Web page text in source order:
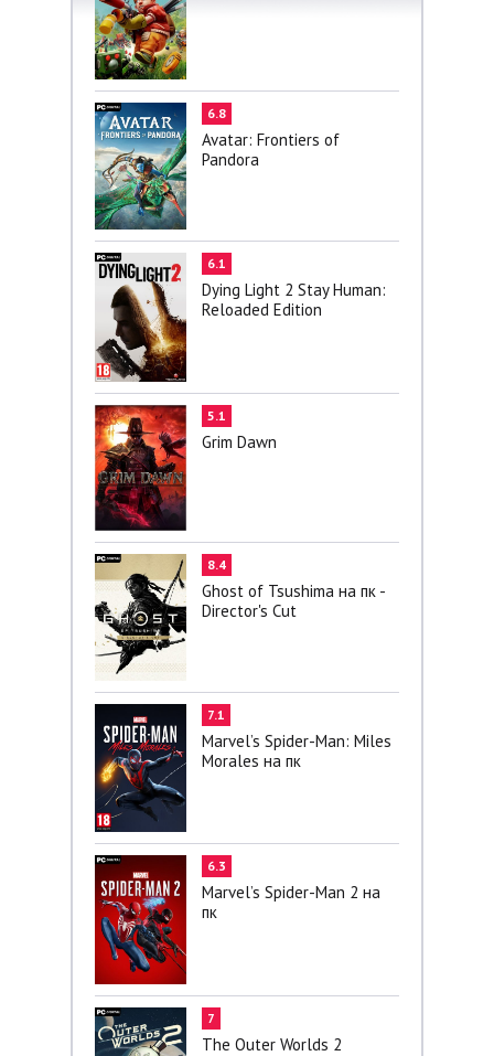
6.8
Avatar: Frontiers of
Pandora
6.1
Dying Light 2 Stay Human:
Reloaded Edition
5.1
Grim Dawn
8.4
Ghost of Tsushima на пк -
Director's Cut
7.1
Marvel’s Spider-Man: Miles
Morales на пк
6.3
Marvel’s Spider-Man 2 на
пк
7
The Outer Worlds 2